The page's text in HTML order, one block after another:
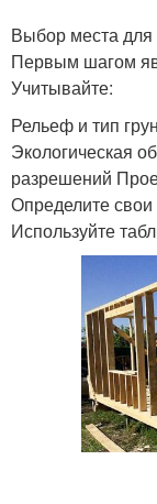
Выбор места для
Первым шагом
Учитывайте:
Рельеф и тип
Экологическая
разрешений
Определите свои
Используйте